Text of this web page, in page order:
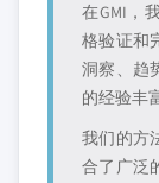
在GMI，
格验证和
洞察、趋
的经验丰
我们的方
合了广泛